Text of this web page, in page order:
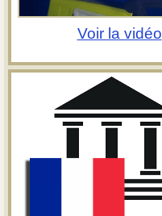
Voir la vidéo